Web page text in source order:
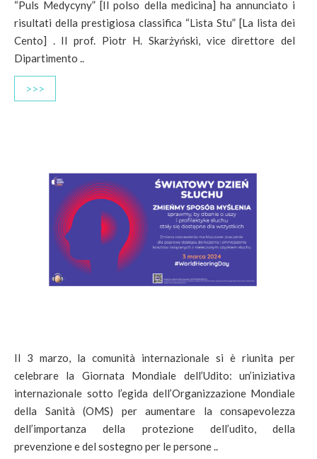
“Puls Medycyny” [Il polso della medicina] ha annunciato i
risultati della prestigiosa classifica “Lista Stu” [La lista dei
Cento] . Il prof. Piotr H. Skarżyński, vice direttore del
Dipartimento ..
>>>
Il 3 marzo, la comunità internazionale si è riunita per
celebrare la Giornata Mondiale dell’Udito: un’iniziativa
internazionale sotto l’egida dell’Organizzazione Mondiale
della Sanità (OMS) per aumentare la consapevolezza
dell’importanza della protezione dell’udito, della
prevenzione e del sostegno per le persone ..